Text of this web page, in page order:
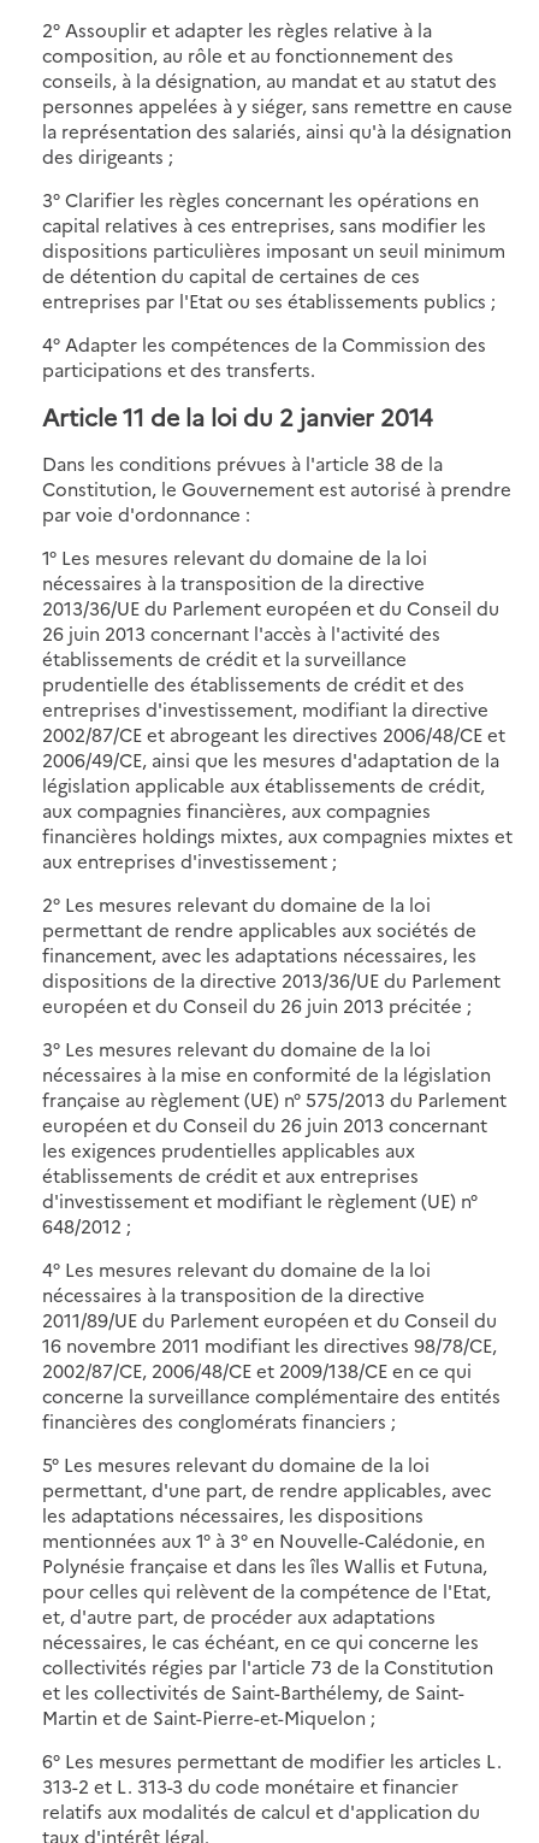
2° Assouplir et adapter les règles relative à la
composition, au rôle et au fonctionnement des
conseils, à la désignation, au mandat et au statut des
personnes appelées à y siéger, sans remettre en cause
la représentation des salariés, ainsi qu'à la désignation
des dirigeants ;
3° Clarifier les règles concernant les opérations en
capital relatives à ces entreprises, sans modifier les
dispositions particulières imposant un seuil minimum
de détention du capital de certaines de ces
entreprises par l'Etat ou ses établissements publics ;
4° Adapter les compétences de la Commission des
participations et des transferts.
Article 11 de la loi du 2 janvier 2014
Dans les conditions prévues à l'article 38 de la
Constitution, le Gouvernement est autorisé à prendre
par voie d'ordonnance :
1° Les mesures relevant du domaine de la loi
nécessaires à la transposition de la directive
2013/36/UE du Parlement européen et du Conseil du
26 juin 2013 concernant l'accès à l'activité des
établissements de crédit et la surveillance
prudentielle des établissements de crédit et des
entreprises d'investissement, modifiant la directive
2002/87/CE et abrogeant les directives 2006/48/CE et
2006/49/CE, ainsi que les mesures d'adaptation de la
législation applicable aux établissements de crédit,
aux compagnies financières, aux compagnies
financières holdings mixtes, aux compagnies mixtes et
aux entreprises d'investissement ;
2° Les mesures relevant du domaine de la loi
permettant de rendre applicables aux sociétés de
financement, avec les adaptations nécessaires, les
dispositions de la directive 2013/36/UE du Parlement
européen et du Conseil du 26 juin 2013 précitée ;
3° Les mesures relevant du domaine de la loi
nécessaires à la mise en conformité de la législation
française au règlement (UE) n° 575/2013 du Parlement
européen et du Conseil du 26 juin 2013 concernant
les exigences prudentielles applicables aux
établissements de crédit et aux entreprises
d'investissement et modifiant le règlement (UE) n°
648/2012 ;
4° Les mesures relevant du domaine de la loi
nécessaires à la transposition de la directive
2011/89/UE du Parlement européen et du Conseil du
16 novembre 2011 modifiant les directives 98/78/CE,
2002/87/CE, 2006/48/CE et 2009/138/CE en ce qui
concerne la surveillance complémentaire des entités
financières des conglomérats financiers ;
5° Les mesures relevant du domaine de la loi
permettant, d'une part, de rendre applicables, avec
les adaptations nécessaires, les dispositions
mentionnées aux 1° à 3° en Nouvelle-Calédonie, en
Polynésie française et dans les îles Wallis et Futuna,
pour celles qui relèvent de la compétence de l'Etat,
et, d'autre part, de procéder aux adaptations
nécessaires, le cas échéant, en ce qui concerne les
collectivités régies par l'article 73 de la Constitution
et les collectivités de Saint-Barthélemy, de Saint-
Martin et de Saint-Pierre-et-Miquelon ;
6° Les mesures permettant de modifier les articles L.
313-2 et L. 313-3 du code monétaire et financier
relatifs aux modalités de calcul et d'application du
taux d'intérêt légal.